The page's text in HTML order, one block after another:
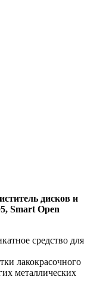
дисков и
Smart Open
средство для
лакокрасочного
металлических